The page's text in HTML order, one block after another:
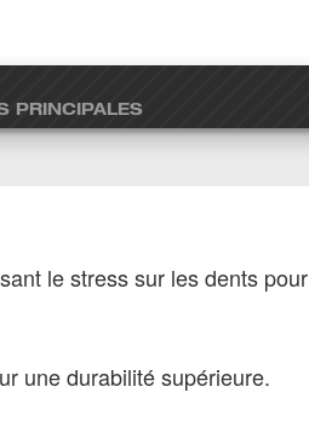
PRINCIPALES
le stress sur les dents pour
une durabilité supérieure.